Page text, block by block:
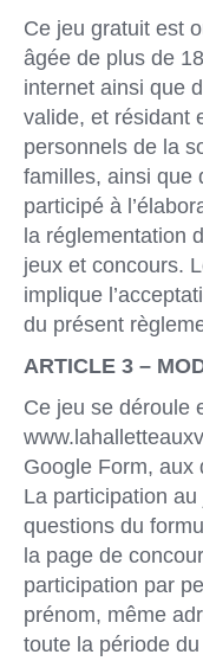
Ce jeu gratuit est
âgée de plus de
internet ainsi que
valide, et résidant
personnels de la
familles, ainsi que
participé à
la réglementation
jeux et concours.
implique
du présent
ARTICLE 3 –
Ce jeu se déroule
Google Form, aux
La participation
questions du
la page de
participation par
prénom, même
toute la période